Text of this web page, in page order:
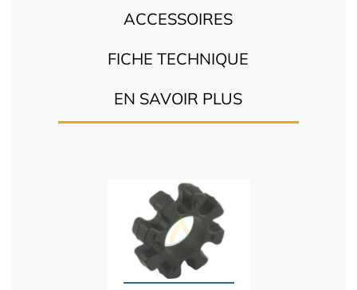
ACCESSOIRES
FICHE TECHNIQUE
EN SAVOIR PLUS